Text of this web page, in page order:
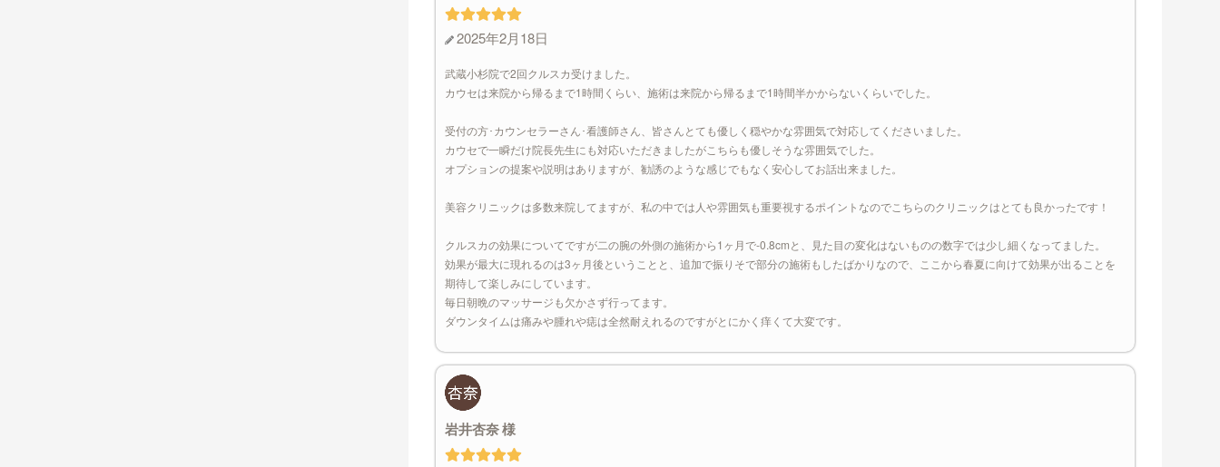
2025年2月18日
武蔵小杉院で2回クルスカ受けました。
カウセは来院から帰るまで1時間くらい、施術は来院から帰るまで1時間半かからないくらいでした。
受付の方･カウンセラーさん･看護師さん、皆さんとても優しく穏やかな雰囲気で対応してくださいました。
カウセで一瞬だけ院長先生にも対応いただきましたがこちらも優しそうな雰囲気でした。
オプションの提案や説明はありますが、勧誘のような感じでもなく安心してお話出来ました。
美容クリニックは多数来院してますが、私の中では人や雰囲気も重要視するポイントなのでこちらのクリニックはとても良かったです！
クルスカの効果についてですが二の腕の外側の施術から1ヶ月で-0.8cmと、見た目の変化はないものの数字では少し細くなってました。
効果が最大に現れるのは3ヶ月後ということと、追加で振りそで部分の施術もしたばかりなので、ここから春夏に向けて効果が出ることを
期待して楽しみにしています。
毎日朝晩のマッサージも欠かさず行ってます。
ダウンタイムは痛みや腫れや痣は全然耐えれるのですがとにかく痒くて大変です。
岩井杏奈